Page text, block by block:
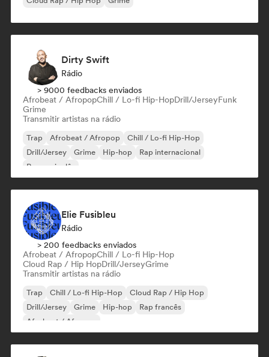
Dirty Swift
Rádio
> 9000 feedbacks enviados
Afrobeat / AfropopChill / Lo-fi Hip-HopDrill/JerseyFunk
Grime
Transmitir artistas na rádio
Trap Afrobeat / Afropop
Chill / Lo-fi Hip-Hop
Drill/Jersey
Grime Hip-hop
Rap internacional
Rap em inglês
Elie Fusibleu
Rádio
> 200 feedbacks enviados
Afrobeat / AfropopChill / Lo-fi Hip-Hop
Cloud Rap / Hip HopDrill/JerseyGrime
Transmitir artistas na rádio
Trap Chill / Lo-fi Hip-Hop
Cloud Rap / Hip Hop
Drill/Jersey
Grime Hip-hop
Rap francês
Afrobeat / Afropop